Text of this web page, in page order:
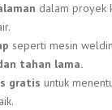
dalam proyek
seperti mesin
tahan lama.
gratis untuk